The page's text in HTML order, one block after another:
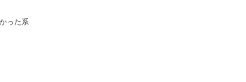
った系